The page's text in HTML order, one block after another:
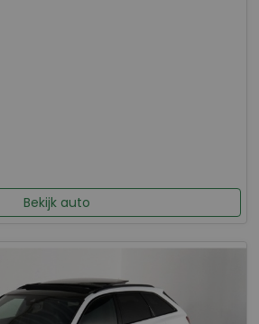
Bekijk auto